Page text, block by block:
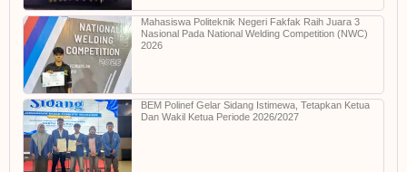
Mahasiswa Politeknik Negeri Fakfak Raih Juara 3
Nasional Pada National Welding Competition (NWC)
2026
BEM Polinef Gelar Sidang Istimewa, Tetapkan Ketua
Dan Wakil Ketua Periode 2026/2027